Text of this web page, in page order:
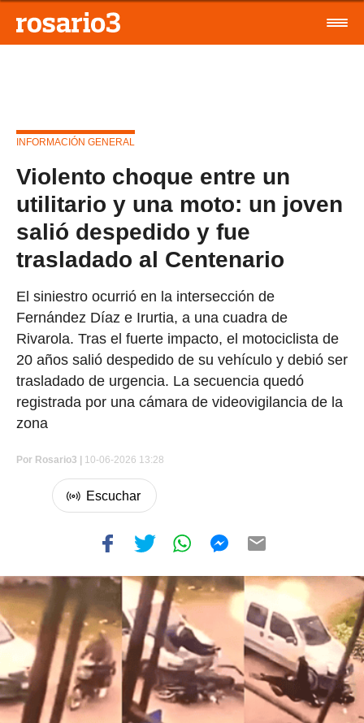
INFORMACIÓN GENERAL
Violento choque entre un
utilitario y una moto: un joven
salió despedido y fue
trasladado al Centenario
El siniestro ocurrió en la intersección de
Fernández Díaz e Irurtia, a una cuadra de
Rivarola. Tras el fuerte impacto, el motociclista de
20 años salió despedido de su vehículo y debió ser
trasladado de urgencia. La secuencia quedó
registrada por una cámara de videovigilancia de la
zona
Por Rosario3 | 10-06-2026 13:28